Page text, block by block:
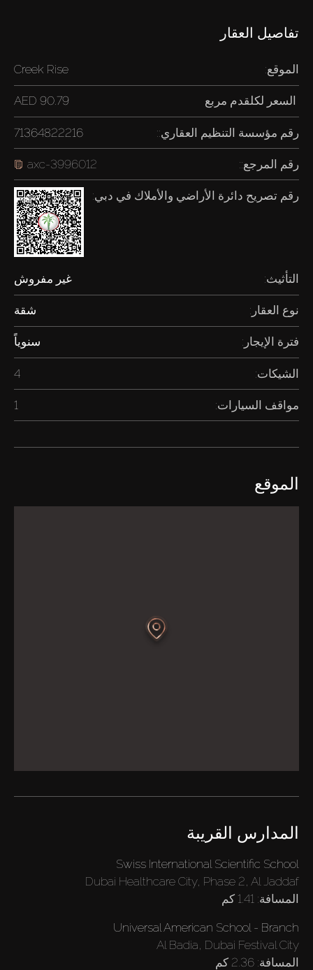
تفاصيل العقار
الموقع: Creek Rise
السعر لكلقدم مربع 90.79 AED
رقم مؤسسة التنظيم العقاري:: 71364822216
رقم المرجع:: axc-3996012
رقم تصريح دائرة الأراضي والأملاك في دبي:
التأثيث: غير مفروش
نوع العقار: شقة
فترة الإيجار: سنوياً
الشيكات: 4
مواقف السيارات: 1
الموقع
المدارس القريبة
Swiss International Scientific School
Dubai Healthcare City, Phase 2, Al Jaddaf
المسافة: 1.41 كم
Universal American School - Branch
Al Badia, Dubai Festival City
المسافة: 2.36 كم